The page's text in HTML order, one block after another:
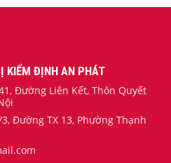
KIỂM ĐỊNH AN PHÁT
Đường Liên Kết, Thôn Quyết
Đường TX 13, Phường Thạnh